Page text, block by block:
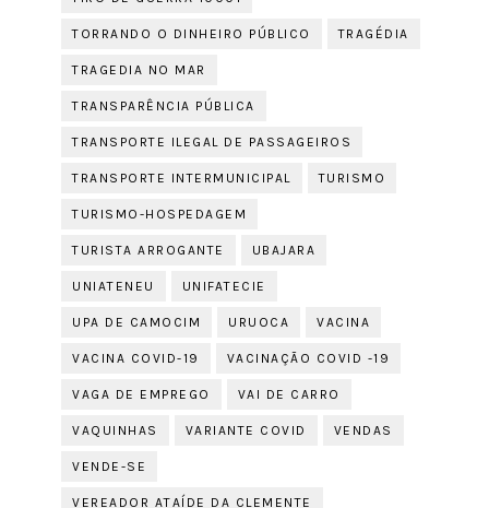
TORRANDO O DINHEIRO PÚBLICO TRAGÉDIA
TRAGEDIA NO MAR
TRANSPARÊNCIA PÚBLICA
TRANSPORTE ILEGAL DE PASSAGEIROS
TRANSPORTE INTERMUNICIPAL TURISMO
TURISMO-HOSPEDAGEM
TURISTA ARROGANTE UBAJARA
UNIATENEU UNIFATECIE
UPA DE CAMOCIM URUOCA VACINA
VACINA COVID-19 VACINAÇÃO COVID -19
VAGA DE EMPREGO VAI DE CARRO
VAQUINHAS VARIANTE COVID VENDAS
VENDE-SE
VEREADOR ATAÍDE DA CLEMENTE